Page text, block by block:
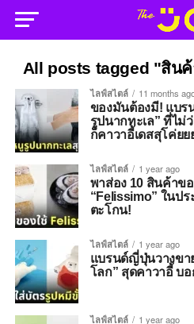
All posts tagged "สิน
ไลฟ์สไตล์ 11 months
ของมันต้องมี! แบร
รูปนากทะเล” ที่ไ
ก็คาวาอี้เดสสุโค่ยย
ไลฟ์สไตล์ 1 year ago
พาส่อง 10 สินค้าข
“Felissimo” ในป
ตะโกน!
ไลฟ์สไตล์ 1 year ago
แบรนด์ญี่ปุ่นวางขา
โลก” สุดคาวาอี้ บ
ไลฟ์สไตล์ 1 year ago